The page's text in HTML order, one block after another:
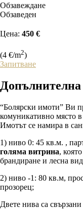
Обзавеждане
Обзаведен
Цена: 450 €
(4 €/m2)
Запитване
Допълнителна
“Болярски имоти” Ви
комуникативно място в
Имотът се намира в
1) ниво 0: 45 кв.м. ,
голяма витрина,
брандиране и лесна
2) ниво -1: 80 кв.м,
прозорец;
Двете нива са